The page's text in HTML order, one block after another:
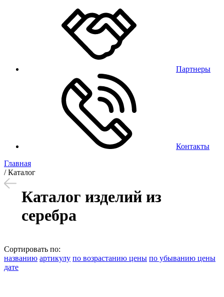
Партнеры
Контакты
Главная
/Каталог
Каталог изделий из
серебра
Сортировать по:
названию артикулу по возрастанию цены по убыванию цены
дате